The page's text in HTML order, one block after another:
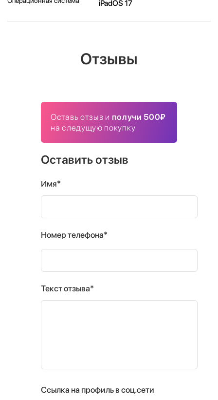
iPadOS 17
Отзывы
Оставь отзыв и получи 500₽
на следущую покупку
Оставить отзыв
Имя*
Номер телефона*
Текст отзыва*
Ссылка на профиль в соц.сети